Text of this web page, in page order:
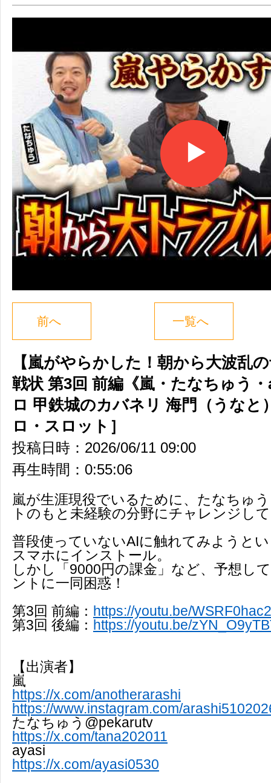
前へ 一覧へ
【嵐がやらかした！朝から大波乱
戦状 第3回 前編《嵐・たなちゅう
ロ 甲鉄城のカバネリ 海門（うなと
ロ・スロット］
投稿日時：2026/06/11 09:00
再生時間：0:55:06
嵐が生涯現役でいるために、たなちゅ
トのもと未経験の分野にチャレンジし
普段使っていないAIに触れてみようと
スマホにインストール。
しかし「9000円の課金」など、予想し
ントに一同困惑！
第3回 前編： https://youtu.be/
第3回 後編： https://youtu.be/
【出演者】
嵐
https://x.com/anotherarashi
https://www.instagram.com/
たなちゅう@pekarutv
https://x.com/tana202011
ayasi
https://x.com/ayasi0530